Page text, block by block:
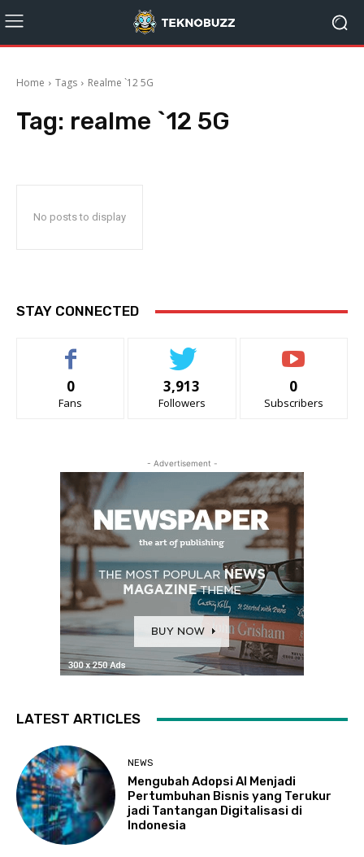
Home Tags Realme `12 5G
Tag: realme `12 5G
No posts to display
STAY CONNECTED
0
Fans
3,913
Followers
0
Subscribers
- Advertisement -
LATEST ARTICLES
NEWS
Mengubah Adopsi AI Menjadi
Pertumbuhan Bisnis yang Terukur
jadi Tantangan Digitalisasi di
Indonesia